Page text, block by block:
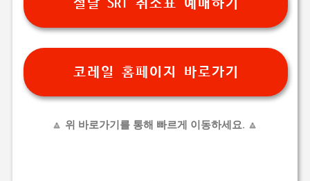
설날 SRT 취소표 예매하기
코레일 홈페이지 바로가기
🔼 위 바로가기를 통해 빠르게 이동하세요. 🔼